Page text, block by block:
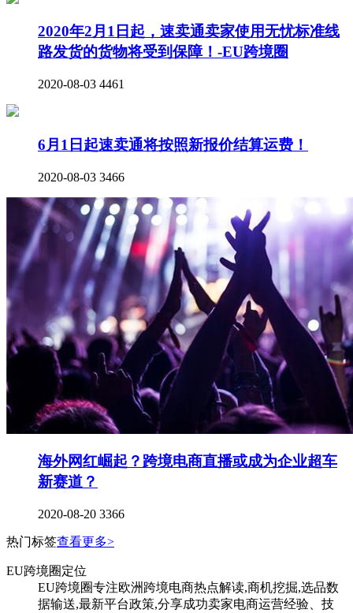
2020年2月1日起，速卖通卖家使用无忧标准线
路发货的货物将受到保障！-EU跨境圈
2020-08-03 4461
6月1日起速卖通将按照新报价结算运费！
2020-08-03 3466
海外网红崛起？跨境电商直播或成为企业超车
新赛道？
2020-08-20 3366
热门标签查看更多>
EU跨境圈定位
EU跨境圈专注欧洲跨境电商热点解读,商机挖掘,选品数
据输送,最新平台政策,分享成功卖家电商运营经验、技